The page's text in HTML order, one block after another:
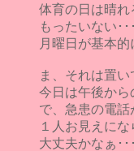
体育の日は晴れ
もったいない･･
月曜日が基本
ま、それは置い
今日は午後から
で、急患の電
１人お見えに
大丈夫かなぁ･